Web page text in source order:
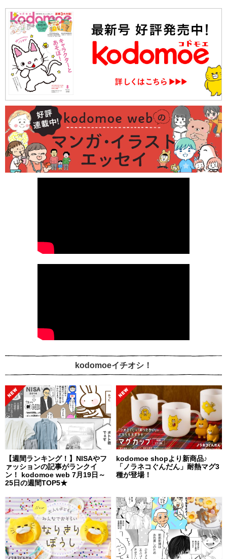
kodomoeイチオシ！
【週間ランキング！】NISAやフ
ァッションの記事がランクイ
ン！ kodomoe web 7月19日～
25日の週間TOP5★
kodomoe shopより新商品♪
「ノラネコぐんだん」耐熱マグ3
種が登場！